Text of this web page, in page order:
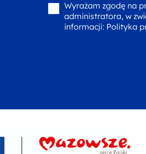
Wyrażam zgodę na
administratora, w
informacji: Polityka